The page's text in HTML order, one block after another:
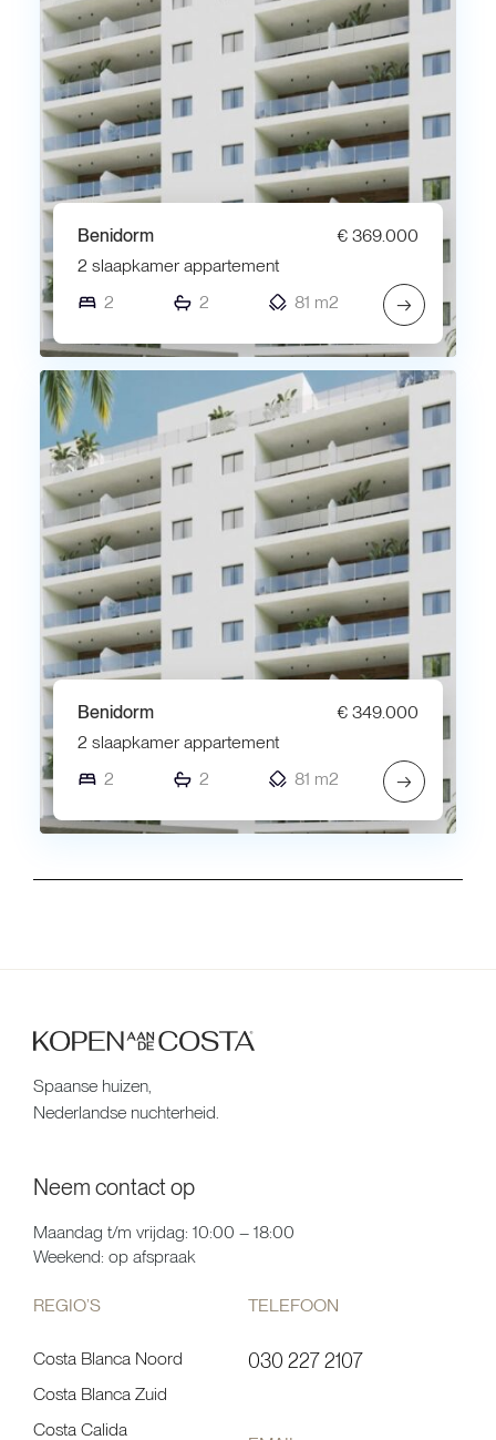
Benidorm
€ 369.000
2 slaapkamer appartement
2
2 81 m2 →
Benidorm
€ 349.000
2 slaapkamer appartement
2
2 81 m2 →
Spaanse huizen,
Nederlandse nuchterheid.
Neem contact op
Maandag t/m vrijdag: 10:00 – 18:00
Weekend: op afspraak
REGIO’S
Costa Blanca Noord
Costa Blanca Zuid
Costa Calida
TELEFOON
030 227 2107